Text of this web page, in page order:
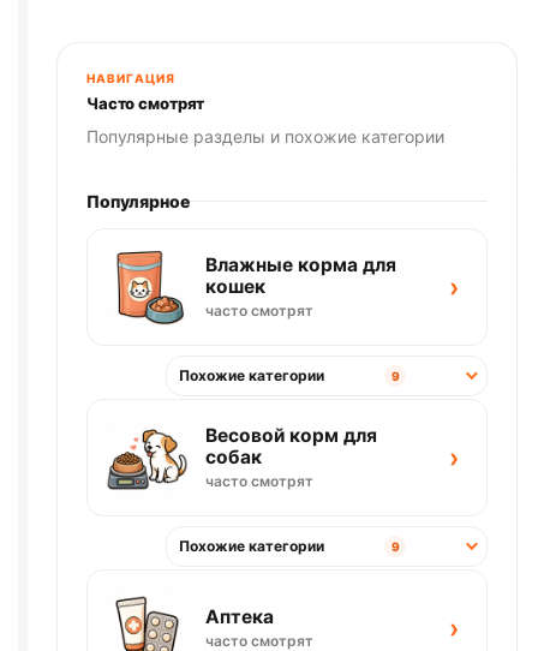
85г
НАВИГАЦИЯ
Часто смотрят
Популярные разделы и похожие категории
Популярное
Влажные корма для
кошек
часто смотрят
›
Похожие категории 9
Весовой корм для
собак
часто смотрят
›
Похожие категории 9
Аптека
часто смотрят ›